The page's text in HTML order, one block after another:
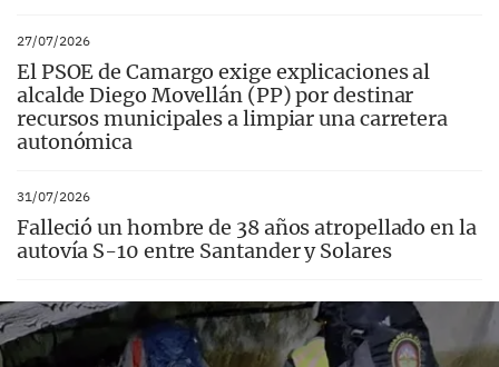
27/07/2026
El PSOE de Camargo exige explicaciones al
alcalde Diego Movellán (PP) por destinar
recursos municipales a limpiar una carretera
autonómica
31/07/2026
Falleció un hombre de 38 años atropellado en la
autovía S-10 entre Santander y Solares